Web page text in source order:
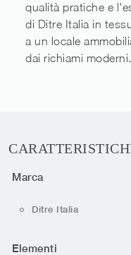
qualità pratiche e
di Ditre Italia in
a un locale
dai richiami moderni.
Marca
Ditre Italia
Elementi